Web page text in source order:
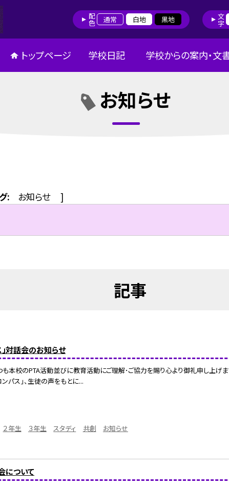
配色 通常 白地 黒地 文字
トップページ 学校日記 学校からの案内・文
お知らせ
: お知らせ ]
記事
対話会のお知らせ
本校のPTA活動並びに教育活動にご理解･ご協力を賜り心より御礼申し上げ
パス」、生徒の声をもとに...
２年生 ３年生 スタディ 共創 お知らせ
について